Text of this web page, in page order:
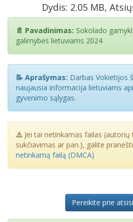
Dydis: 2.05 MB,
📄 Pavadinimas: Sokolado
galimybės lietuviams 2024
📝 Aprašymas: Darbas Vokietijos
naujausia informacija lietuviams
gyvenimo sąlygas.
⚠️ Jei tai netinkamas failas (autorių
sukčiavimas ar pan.), galite
netinkamą failą (DMCA)
Pereikite prie